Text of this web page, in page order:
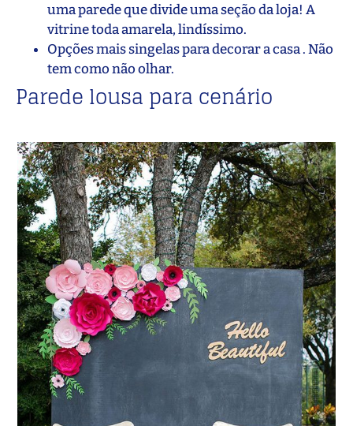
uma parede que divide uma seção da loja! A
vitrine toda amarela, lindíssimo.
Opções mais singelas para decorar a casa . Não
tem como não olhar.
Parede lousa para cenário